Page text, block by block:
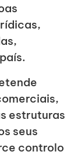
estruturas
seus
controlo